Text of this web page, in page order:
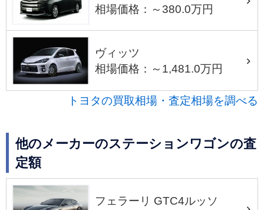
相場価格：～380.0万円
ヴィッツ
相場価格：～1,481.0万円
トヨタの買取相場・査定相場を調べる
他のメーカーのステーションワゴンの査
定額
フェラーリ GTC4ルッソ